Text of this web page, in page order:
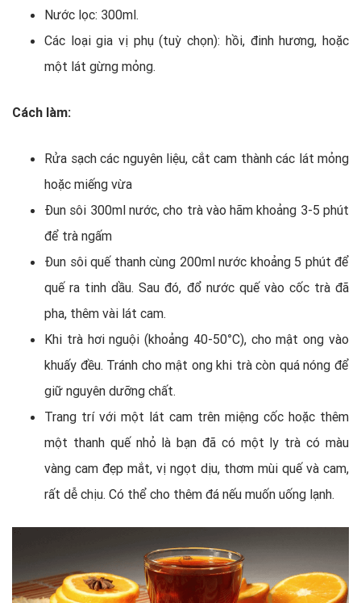
Nước lọc: 300ml.
Các loại gia vị phụ (tuỳ chọn): hồi, đinh hương, hoặc
một lát gừng mỏng.
Cách làm:
Rửa sạch các nguyên liệu, cắt cam thành các lát mỏng
hoặc miếng vừa
Đun sôi 300ml nước, cho trà vào hãm khoảng 3-5 phút
để trà ngấm
Đun sôi quế thanh cùng 200ml nước khoảng 5 phút để
quế ra tinh dầu. Sau đó, đổ nước quế vào cốc trà đã
pha, thêm vài lát cam.
Khi trà hơi nguội (khoảng 40-50°C), cho mật ong vào
khuấy đều. Tránh cho mật ong khi trà còn quá nóng để
giữ nguyên dưỡng chất.
Trang trí với một lát cam trên miệng cốc hoặc thêm
một thanh quế nhỏ là bạn đã có một ly trà có màu
vàng cam đẹp mắt, vị ngọt dịu, thơm mùi quế và cam,
rất dễ chịu. Có thể cho thêm đá nếu muốn uống lạnh.